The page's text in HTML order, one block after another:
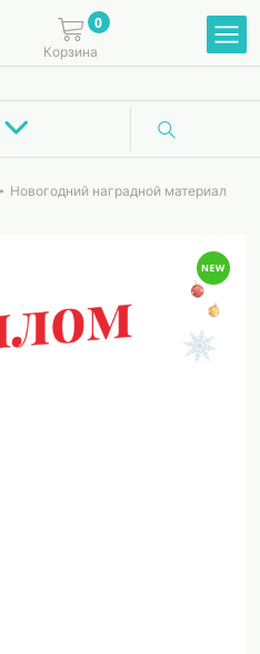
0
Корзина
Новогодний наградной материал